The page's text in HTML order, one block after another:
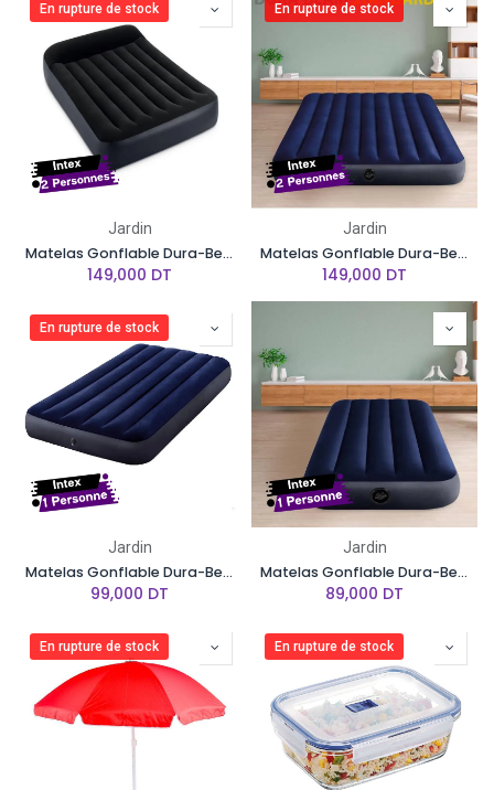
En rupture de stock
Jardin
Matelas Gonflable Dura-Beam Standard INTEX - 137 x 191 x 25 cm - 2 Personnes
149,000 DT
En rupture de stock
Jardin
Matelas Gonflable Dura-Beam Standard INTEX - 203 x 152 x 25 cm - 2 Personnes
149,000 DT
En rupture de stock
Jardin
Matelas Gonflable Dura-Beam Standard INTEX - 99 x 191 x 25cm - 1 Personne
99,000 DT
Jardin
Matelas Gonflable Dura-Beam Standard INTEX - 76 x 191 x 25 cm - 1 Personne
89,000 DT
En rupture de stock En rupture de stock